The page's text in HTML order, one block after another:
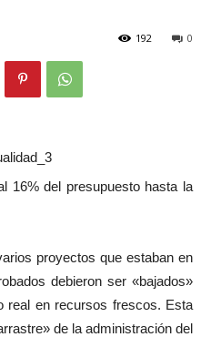
0
192
16% del presupuesto hasta la
proyectos que estaban en
debieron ser «bajados»
real en recursos frescos. Esta
de la administración del